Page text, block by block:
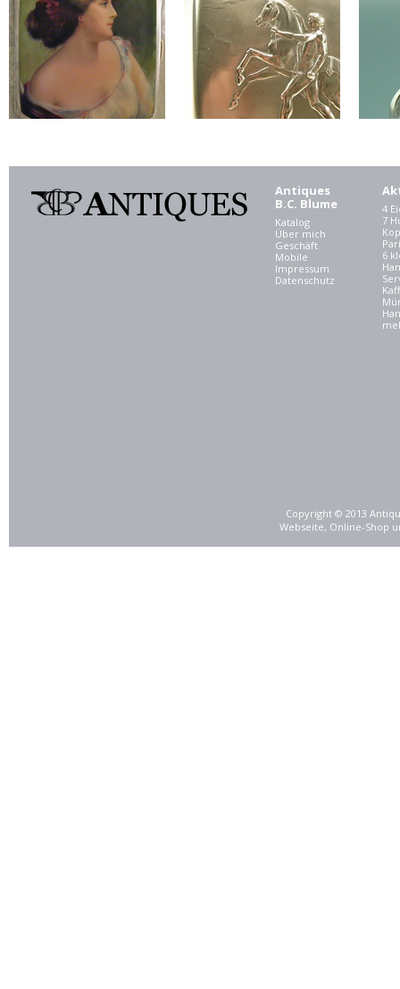
Antiques
B.C. Blume
Katalog
Über mich
Geschäft
Mobile
Impressum
Datenschutz
4
7
6
Copyright © 2013
Webseite, Online-Shop